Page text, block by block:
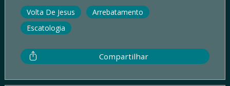
Volta De Jesus
Arrebatamento
Escatologia
Compartilhar